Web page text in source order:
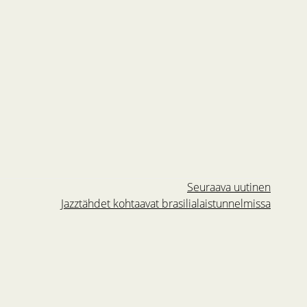
Seuraava uutinen
Jazztähdet kohtaavat brasilialaistunnelmissa